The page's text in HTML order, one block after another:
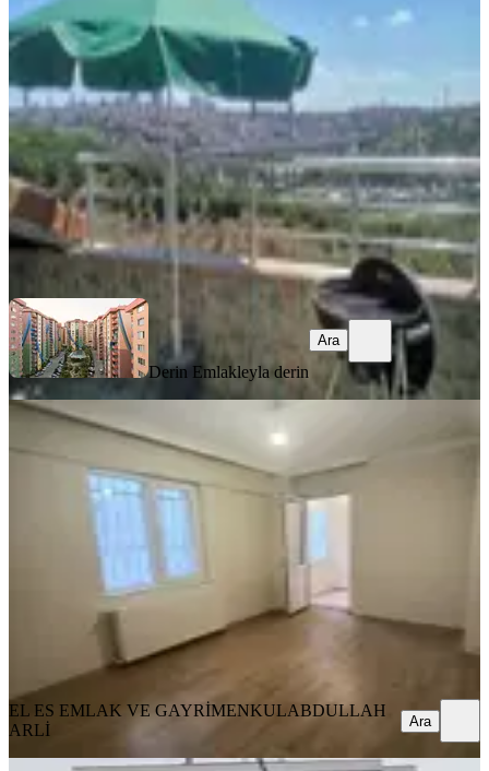
Manzaralı Teraslı Lüks Dubleks
Eyüpsultan, Güzeltepe Mahallesi
3+1·150 m²· Çatı Katı·
35.000 ₺
Derin Emlak leyla derin
Derin Emlakleyla derin
Ara
MANZARALI
Eyüpsultan Güzeltepe Nurtepe Metro
Yanıbaşında Kiralık Daire
Eyüpsultan, Güzeltepe Mahallesi
40.000 ₺
EL ES EMLAK VE GAYRİMENKUL ABDULLAH ARLİ
EL ES EMLAK VE GAYRİMENKULABDULLAH
ARLİ
Ara